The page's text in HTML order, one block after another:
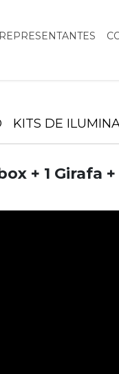
REPRESENTANTES
KITS DE
+ 1 Girafa